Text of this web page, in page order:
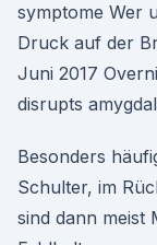
symptome Wer
Druck auf der
Juni 2017
disrupts
Besonders
Schulter, im
sind dann meist